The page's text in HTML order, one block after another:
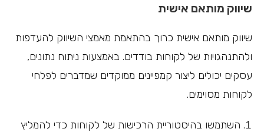
שיווק מותאם אישית
שיווק מותאם אישית כרוך בהתאמת מאמצי השיווק להעדפות
ולהתנהגויות של לקוחות בודדים. באמצעות ניתוח נתונים,
עסקים יכולים ליצור קמפיינים ממוקדים שמדברים לפלחי
לקוחות מסוימים.
השתמשו בהיסטוריית הרכישות של לקוחות כדי להמליץ